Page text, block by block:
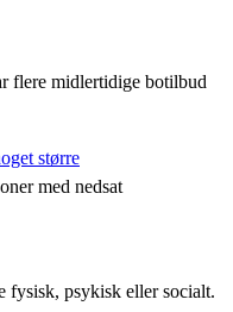
flere midlertidige botilbud
med nedsat
fysisk, psykisk eller socialt.
større